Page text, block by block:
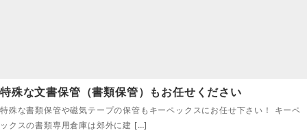
特殊な文書保管（書類保管）もお任せください
特殊な書類保管や磁気テープの保管もキーペックスにお任せ下さい！ キーペ
ックスの書類専用倉庫は郊外に建 […]